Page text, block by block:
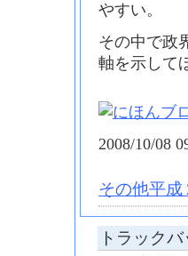
やすい。
その中で政
軸を示して
2008/10/08
その他平
トラックバ